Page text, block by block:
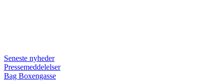
Seneste nyheder
Pressemeddelelser
Bag Boxengasse